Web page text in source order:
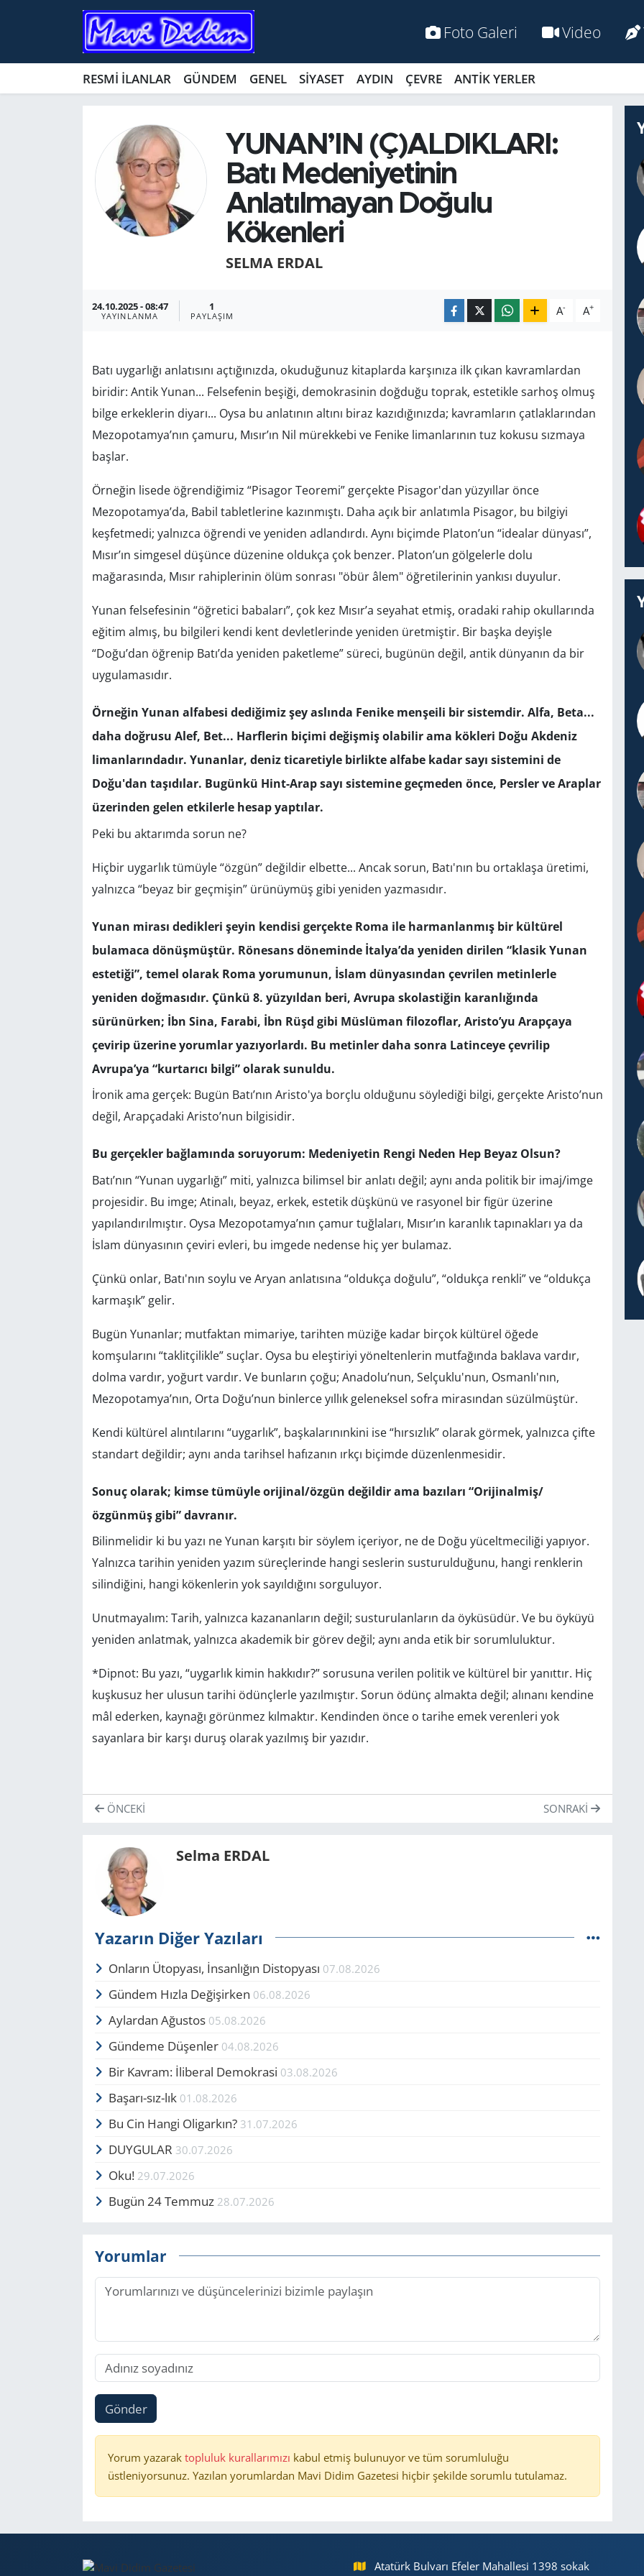
Foto Galeri Video
RESMİ İLANLAR GÜNDEM GENEL SİYASET AYDIN ÇEVRE ANTİK YERLER
YUNAN’IN (Ç)ALDIKLARI:
Batı Medeniyetinin
Anlatılmayan Doğulu
Kökenleri
SELMA ERDAL
24.10.2025 - 08:47
YAYINLANMA
1
PAYLAŞIM A- A+
Batı uygarlığı anlatısını açtığınızda, okuduğunuz kitaplarda karşınıza ilk çıkan kavramlardan
biridir: Antik Yunan... Felsefenin beşiği, demokrasinin doğduğu toprak, estetikle sarhoş olmuş
bilge erkeklerin diyarı... Oysa bu anlatının altını biraz kazıdığınızda; kavramların çatlaklarından
Mezopotamya’nın çamuru, Mısır’ın Nil mürekkebi ve Fenike limanlarının tuz kokusu sızmaya
başlar.
Örneğin lisede öğrendiğimiz “Pisagor Teoremi” gerçekte Pisagor'dan yüzyıllar önce
Mezopotamya’da, Babil tabletlerine kazınmıştı. Daha açık bir anlatımla Pisagor, bu bilgiyi
keşfetmedi; yalnızca öğrendi ve yeniden adlandırdı. Aynı biçimde Platon’un “idealar dünyası”,
Mısır’ın simgesel düşünce düzenine oldukça çok benzer. Platon’un gölgelerle dolu
mağarasında, Mısır rahiplerinin ölüm sonrası "öbür âlem" öğretilerinin yankısı duyulur.
Yunan felsefesinin “öğretici babaları”, çok kez Mısır’a seyahat etmiş, oradaki rahip okullarında
eğitim almış, bu bilgileri kendi kent devletlerinde yeniden üretmiştir. Bir başka deyişle
“Doğu’dan öğrenip Batı’da yeniden paketleme” süreci, bugünün değil, antik dünyanın da bir
uygulamasıdır.
Örneğin Yunan alfabesi dediğimiz şey aslında Fenike menşeili bir sistemdir. Alfa, Beta...
daha doğrusu Alef, Bet... Harflerin biçimi değişmiş olabilir ama kökleri Doğu Akdeniz
limanlarındadır. Yunanlar, deniz ticaretiyle birlikte alfabe kadar sayı sistemini de
Doğu'dan taşıdılar. Bugünkü Hint-Arap sayı sistemine geçmeden önce, Persler ve Araplar
üzerinden gelen etkilerle hesap yaptılar.
Peki bu aktarımda sorun ne?
Hiçbir uygarlık tümüyle “özgün” değildir elbette... Ancak sorun, Batı'nın bu ortaklaşa üretimi,
yalnızca “beyaz bir geçmişin” ürünüymüş gibi yeniden yazmasıdır.
Yunan mirası dedikleri şeyin kendisi gerçekte Roma ile harmanlanmış bir kültürel
bulamaca dönüşmüştür. Rönesans döneminde İtalya’da yeniden dirilen “klasik Yunan
estetiği”, temel olarak Roma yorumunun, İslam dünyasından çevrilen metinlerle
yeniden doğmasıdır. Çünkü 8. yüzyıldan beri, Avrupa skolastiğin karanlığında
sürünürken; İbn Sina, Farabi, İbn Rüşd gibi Müslüman filozoflar, Aristo’yu Arapçaya
çevirip üzerine yorumlar yazıyorlardı. Bu metinler daha sonra Latinceye çevrilip
Avrupa’ya “kurtarıcı bilgi” olarak sunuldu.
İronik ama gerçek: Bugün Batı’nın Aristo'ya borçlu olduğunu söylediği bilgi, gerçekte Aristo’nun
değil, Arapçadaki Aristo’nun bilgisidir.
Bu gerçekler bağlamında soruyorum: Medeniyetin Rengi Neden Hep Beyaz Olsun?
Batı’nın “Yunan uygarlığı” miti, yalnızca bilimsel bir anlatı değil; aynı anda politik bir imaj/imge
projesidir. Bu imge; Atinalı, beyaz, erkek, estetik düşkünü ve rasyonel bir figür üzerine
yapılandırılmıştır. Oysa Mezopotamya’nın çamur tuğlaları, Mısır’ın karanlık tapınakları ya da
İslam dünyasının çeviri evleri, bu imgede nedense hiç yer bulamaz.
Çünkü onlar, Batı'nın soylu ve Aryan anlatısına “oldukça doğulu”, “oldukça renkli” ve “oldukça
karmaşık” gelir.
Bugün Yunanlar; mutfaktan mimariye, tarihten müziğe kadar birçok kültürel öğede
komşularını “taklitçilikle” suçlar. Oysa bu eleştiriyi yöneltenlerin mutfağında baklava vardır,
dolma vardır, yoğurt vardır. Ve bunların çoğu; Anadolu’nun, Selçuklu'nun, Osmanlı'nın,
Mezopotamya’nın, Orta Doğu’nun binlerce yıllık geleneksel sofra mirasından süzülmüştür.
Kendi kültürel alıntılarını “uygarlık”, başkalarınınkini ise “hırsızlık” olarak görmek, yalnızca çifte
standart değildir; aynı anda tarihsel hafızanın ırkçı biçimde düzenlenmesidir.
Sonuç olarak; kimse tümüyle orijinal/özgün değildir ama bazıları “Orijinalmiş/
özgünmüş gibi” davranır.
Bilinmelidir ki bu yazı ne Yunan karşıtı bir söylem içeriyor, ne de Doğu yüceltmeciliği yapıyor.
Yalnızca tarihin yeniden yazım süreçlerinde hangi seslerin susturulduğunu, hangi renklerin
silindiğini, hangi kökenlerin yok sayıldığını sorguluyor.
Unutmayalım: Tarih, yalnızca kazananların değil; susturulanların da öyküsüdür. Ve bu öyküyü
yeniden anlatmak, yalnızca akademik bir görev değil; aynı anda etik bir sorumluluktur.
*Dipnot: Bu yazı, “uygarlık kimin hakkıdır?” sorusuna verilen politik ve kültürel bir yanıttır. Hiç
kuşkusuz her ulusun tarihi ödünçlerle yazılmıştır. Sorun ödünç almakta değil; alınanı kendine
mâl ederken, kaynağı görünmez kılmaktır. Kendinden önce o tarihe emek verenleri yok
sayanlara bir karşı duruş olarak yazılmış bir yazıdır.
ÖNCEKI SONRAKI
Selma ERDAL
Yazarın Diğer Yazıları
Onların Ütopyası, İnsanlığın Distopyası 07.08.2026
Gündem Hızla Değişirken 06.08.2026
Aylardan Ağustos 05.08.2026
Gündeme Düşenler 04.08.2026
Bir Kavram: İliberal Demokrasi 03.08.2026
Başarı-sız-lık 01.08.2026
Bu Cin Hangi Oligarkın? 31.07.2026
DUYGULAR 30.07.2026
Oku! 29.07.2026
Bugün 24 Temmuz 28.07.2026
Yorumlar
Gönder
Yorum yazarak topluluk kurallarımızı kabul etmiş bulunuyor ve tüm sorumluluğu
üstleniyorsunuz. Yazılan yorumlardan Mavi Didim Gazetesi hiçbir şekilde sorumlu tutulamaz.
Atatürk Bulvarı Efeler Mahallesi 1398 sokak
ANTİK YERLER
ASAYİŞ
BİLİM VE TEKNOLOJİ
HABERDE İNSAN
KÜLTÜR SANAT
MAGAZİN
POLİTİKA
RESMİ İLANLAR
Nöbetçi Eczaneler
Hava Durumu
Namaz Vakitleri
Trafik Durumu
Süper Lig Puan Durumu ve Fikstür
Tüm Manşetler
Haber Arşivi